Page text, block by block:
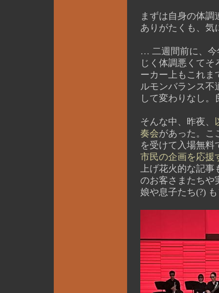
まずは自身の体調
ありがたくも、
… 二週間前に、今
じく体調悪くて
ーカー上もこれま
ルモンバランス不
して変わりなし。
そんな中、昨夜、
奏会があった。こ
を受けて入場無料
市民の企画を応援
上げ花火的な記
のお客さまたち
娘や息子たち(?)